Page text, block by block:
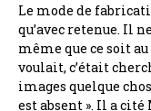
Le mode de
qu’avec retenue. Il
même que ce soit au
voulait, c’était
images quelque
est absent ». Il a cité